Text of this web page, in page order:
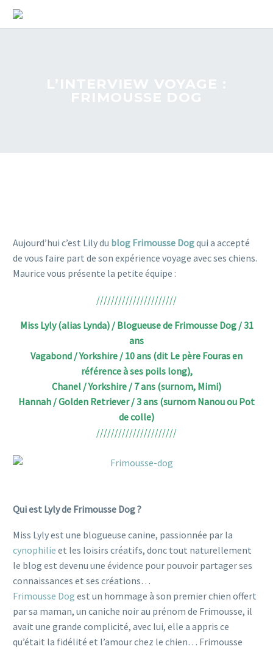
Aujourd’hui c’est Lily du blog Frimousse Dogqui a accepté
de vous faire part de son expérience voyage avec ses chiens.
Maurice vous présente la petite équipe :
//////////////////////
Miss Lyly (alias Lynda) / Blogueuse de Frimousse Dog / 31
ans
Vagabond / Yorkshire / 10 ans (dit Le père Fouras en
référence à ses poils long),
Chanel / Yorkshire / 7 ans (surnom, Mimi)
Hannah / Golden Retriever / 3 ans (surnom Nanou ou Pot
de colle)
//////////////////////
Qui est Lyly de Frimousse Dog ?
Miss Lyly est une blogueuse canine, passionnée par la
cynophilie et les loisirs créatifs, donc tout naturellement
le blog est devenu une évidence pour pouvoir partager ses
connaissances et ses créations…
Frimousse Dog est un hommage à son premier chien offert
par sa maman, un caniche noir au prénom de Frimousse, il
avait une grande complicité, avec lui, elle a appris ce
qu’était la fidélité et l’amour chez le chien… Frimousse